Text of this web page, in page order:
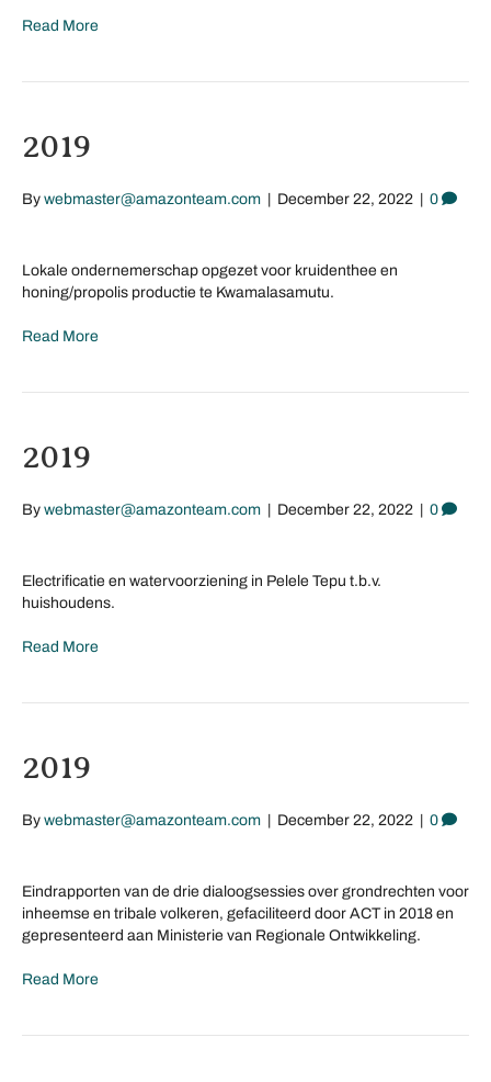
Read More
2019
By webmaster@amazonteam.com December 22, 2022 0
Lokale ondernemerschap opgezet voor kruidenthee en
honing/propolis productie te Kwamalasamutu.
Read More
2019
By webmaster@amazonteam.com December 22, 2022 0
Electrificatie en watervoorziening in Pelele Tepu t.b.v.
huishoudens.
Read More
2019
By webmaster@amazonteam.com December 22, 2022 0
Eindrapporten van de drie dialoogsessies over grondrechten voor
inheemse en tribale volkeren, gefaciliteerd door ACT in 2018 en
gepresenteerd aan Ministerie van Regionale Ontwikkeling.
Read More